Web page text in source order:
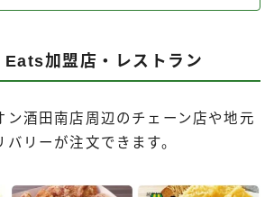
加盟店・レストラン
ン酒田南店周辺のチェーン店や地元
リーが注文できます。